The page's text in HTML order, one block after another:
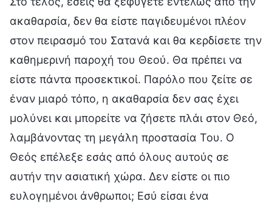
ακαθαρσία, δεν θα είστε παγιδευμένοι πλέον
στον πειρασμό του Σατανά και θα κερδίσετε την
καθημερινή παροχή του Θεού. Θα πρέπει να
είστε πάντα προσεκτικοί. Παρόλο που ζείτε σε
έναν μιαρό τόπο, η ακαθαρσία δεν σας έχει
μολύνει και μπορείτε να ζήσετε πλάι στον Θεό,
λαμβάνοντας τη μεγάλη προστασία Του. Ο
Θεός επέλεξε εσάς από όλους αυτούς σε
αυτήν την ασιατική χώρα. Δεν είστε οι πιο
ευλογημένοι άνθρωποι; Εσύ είσαι ένα